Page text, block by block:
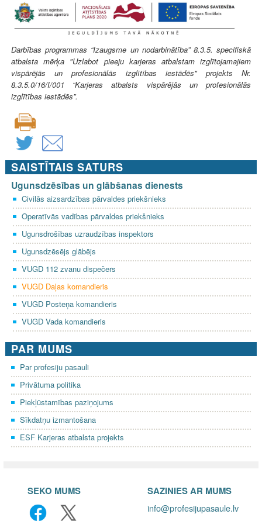
Darbības programmas “Izaugsme un nodarbinātība” 8.3.5. specifiskā
atbalsta mērķa "Uzlabot pieeju karjeras atbalstam izglītojamajiem
vispārējās un profesionālās izglītības iestādēs" projekts Nr.
8.3.5.0/16/I/001 “Karjeras atbalsts vispārējās un profesionālās
izglītības iestādēs”.
SAISTĪTAIS SATURS
Ugunsdzēsības un glābšanas dienests
Civilās aizsardzības pārvaldes priekšnieks
Operatīvās vadības pārvaldes priekšnieks
Ugunsdrošības uzraudzības inspektors
Ugunsdzēsējs glābējs
VUGD 112 zvanu dispečers
VUGD Daļas komandieris
VUGD Posteņa komandieris
VUGD Vada komandieris
PAR MUMS
Par profesiju pasauli
Privātuma politika
Piekļūstamības paziņojums
Sīkdatņu izmantošana
ESF Karjeras atbalsta projekts
SEKO MUMS SAZINIES AR MUMS
info@profesijupasaule.lv